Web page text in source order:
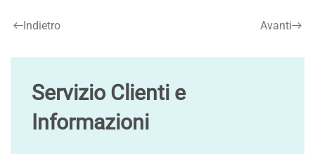
Indietro Avanti
Servizio Clienti e
Informazioni